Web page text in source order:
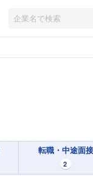
転職・中途面接
2